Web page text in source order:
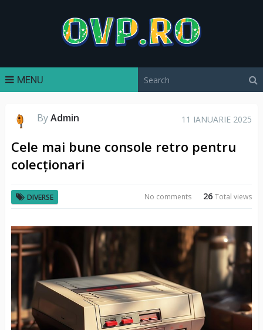
MENU
ByAdmin 11 IANUARIE 2025
Cele mai bune console retro pentru
colecționari
DIVERSE 26Total views
No comments